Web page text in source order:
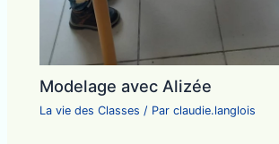
Modelage avec Alizée
La vie des Classes / Parclaudie.langlois